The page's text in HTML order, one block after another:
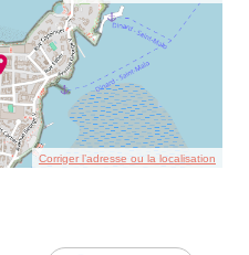
Corriger l’adresse ou la localisation